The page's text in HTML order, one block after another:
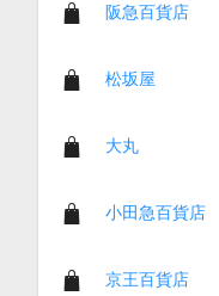
阪急百貨店
松坂屋
大丸
小田急百貨店
京王百貨店